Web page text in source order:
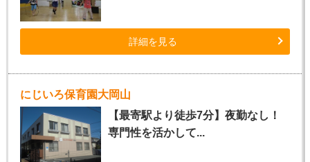
詳細を見る
にじいろ保育園大岡山
【最寄駅より徒歩7分】夜勤なし！
専門性を活かして...